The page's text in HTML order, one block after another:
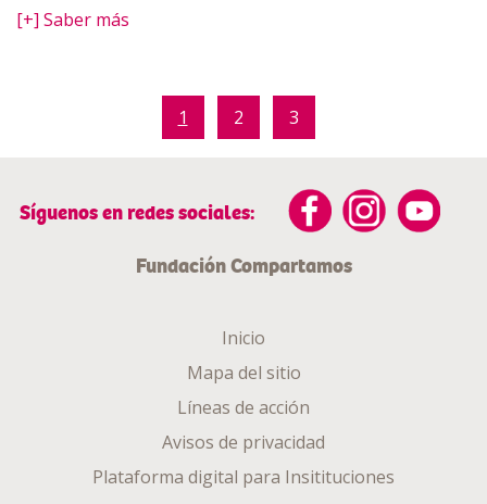
[+] Saber más
1 2 3
Síguenos en redes sociales:
Fundación Compartamos
Inicio
Mapa del sitio
Líneas de acción
Avisos de privacidad
Plataforma digital para Insitituciones